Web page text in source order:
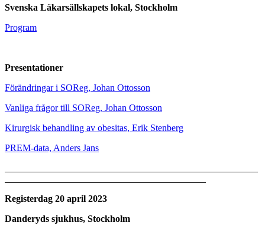
Svenska Läkarsällskapets lokal, Stockholm
Program
Presentationer
Förändringar i SOReg, Johan Ottosson
Vanliga frågor till SOReg, Johan Ottosson
Kirurgisk behandling av obesitas, Erik Stenberg
PREM-data, Anders Jans
Registerdag 20 april 2023
Danderyds sjukhus, Stockholm